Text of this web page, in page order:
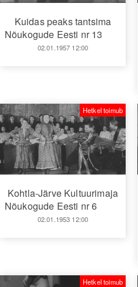
Kuidas peaks tantsima
Nõukogude Eesti nr 13
02.01.1957 12:00
Kohtla-Järve Kultuurimaja
Nõukogude Eesti nr 6
02.01.1953 12:00
Hetkel toimub
Hetkel toimub